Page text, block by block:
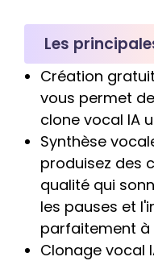
Les
Création
vous permet
clone vocal IA
Synthèse
produisez des
qualité qui
les pauses et
parfaitement à
Clonage vocal